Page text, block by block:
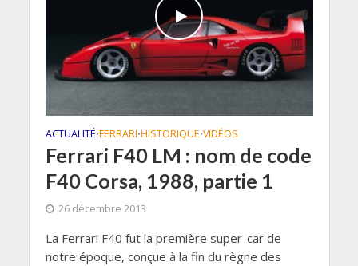
ACTUALITÉ•FERRARI•HISTORIQUE•VIDÉOS
Ferrari F40 LM : nom de code
F40 Corsa, 1988, partie 1
26 décembre 2013
La Ferrari F40 fut la première super-car de
notre époque, conçue à la fin du règne des